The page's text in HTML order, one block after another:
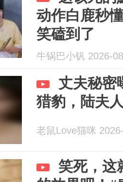
动作白鹿秒
笑磕到了
牛锅巴小钒 2026-
丈夫秘密
猎豹，陆夫
老鼠Love猫咪
笑死，这